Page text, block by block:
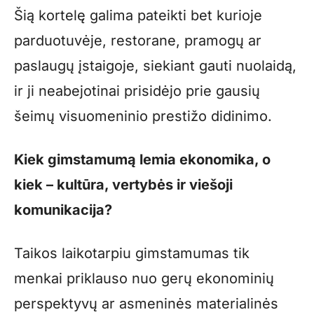
Šią kortelę galima pateikti bet kurioje
parduotuvėje, restorane, pramogų ar
paslaugų įstaigoje, siekiant gauti nuolaidą,
ir ji neabejotinai prisidėjo prie gausių
šeimų visuomeninio prestižo didinimo.
Kiek gimstamumą lemia ekonomika, o
kiek – kultūra, vertybės ir viešoji
komunikacija?
Taikos laikotarpiu gimstamumas tik
menkai priklauso nuo gerų ekonominių
perspektyvų ar asmeninės materialinės